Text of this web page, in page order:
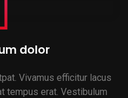
dolor
Vivamus efficitur lacus
tempus erat. Vestibulum